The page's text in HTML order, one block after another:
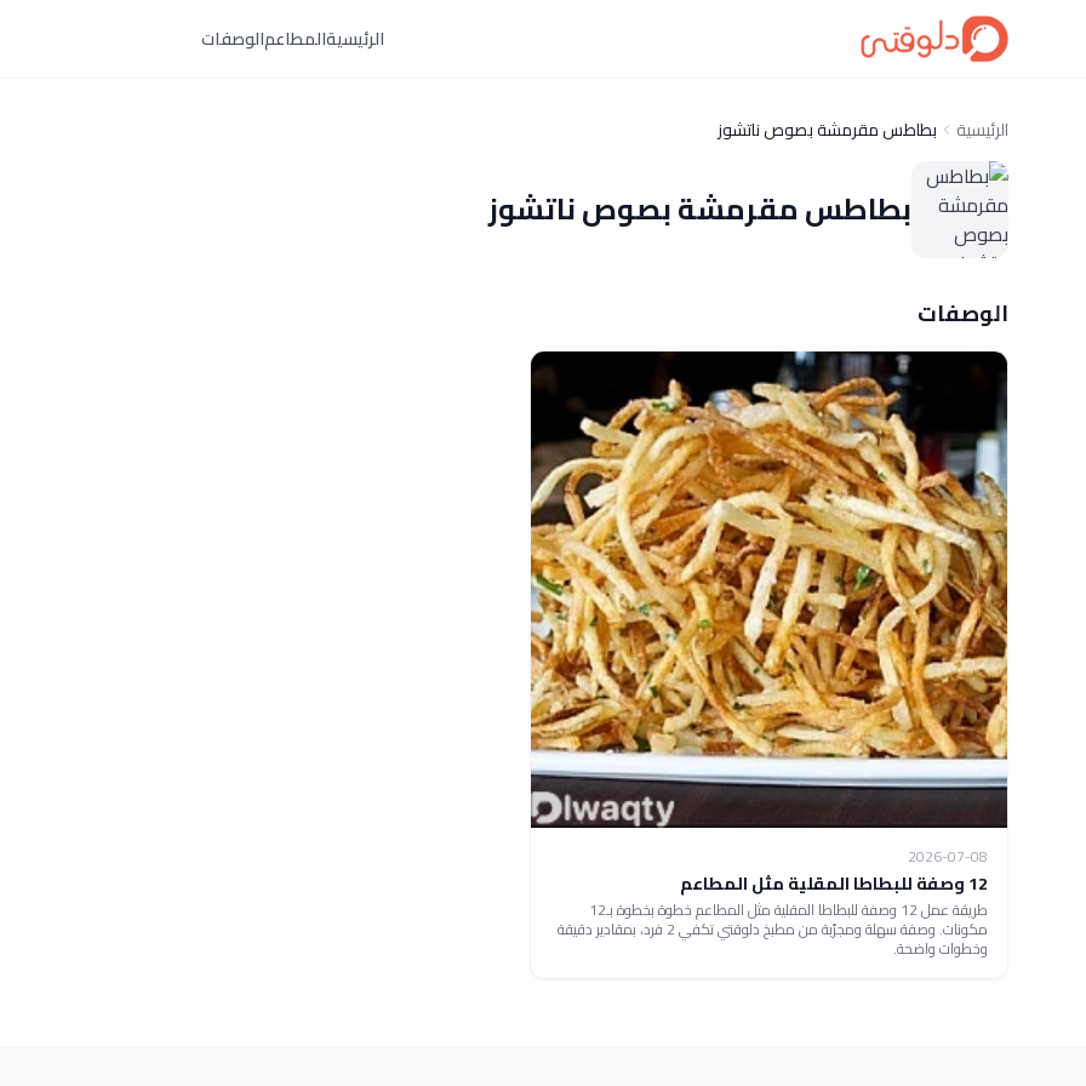
الرئيسيةالمطاعمالوصفات
الرئيسية بطاطس مقرمشة بصوص ناتشوز
بطاطس مقرمشة بصوص ناتشوز
الوصفات
2026-07-08
12 وصفة للبطاطا المقلية مثل المطاعم
طريقة عمل 12 وصفة للبطاطا المقلية مثل المطاعم خطوة بخطوة بـ12
مكونات. وصفة سهلة ومجرّبة من مطبخ دلوقتي تكفي 2 فرد، بمقادير دقيقة
وخطوات واضحة.